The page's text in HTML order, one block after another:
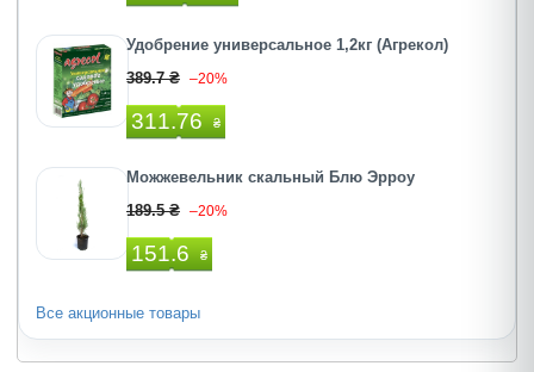
Удобрение универсальное 1,2кг (Агрекол)
389.7 ₴ –20%
311.76 ₴
Можжевельник скальный Блю Эрроу
189.5 ₴ –20%
151.6 ₴
Все акционные товары